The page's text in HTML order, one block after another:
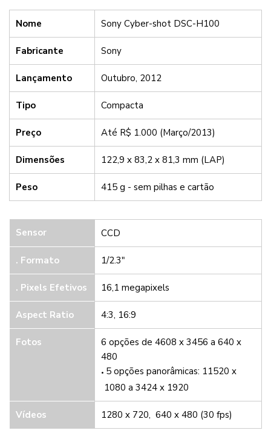
Nome Sony Cyber-shot DSC-H100
Fabricante Sony
Lançamento Outubro, 2012
Tipo Compacta
Preço Até R$ 1.000 (Março/2013)
Dimensões 122,9 x 83,2 x 81,3 mm (LAP)
Peso 415 g - sem pilhas e cartão
Sensor CCD
. Formato 1/2.3"
. Pixels Efetivos 16,1 megapixels
Aspect Ratio 4:3, 16:9
Fotos
6 opções de 4608 x 3456 a 640 x
480
5 opções panorâmicas: 11520 x
1080 a 3424 x 1920
Vídeos 1280 x 720, 640 x 480 (30 fps)